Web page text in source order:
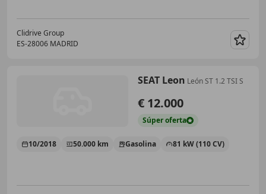
Clidrive Group
ES-28006 MADRID
SEAT Leon León ST 1.2 TSI S
€ 12.000
Súperoferta
10/2018 50.000 km Gasolina 81 kW (110 CV)